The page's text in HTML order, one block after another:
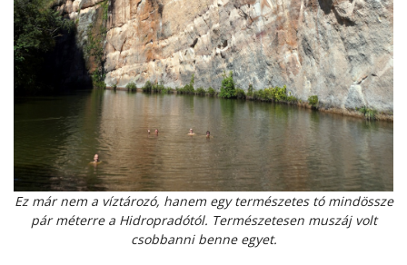
Ez már nem a víztározó, hanem egy természetes tó mindössze
pár méterre a Hidropradótól. Természetesen muszáj volt
csobbanni benne egyet.